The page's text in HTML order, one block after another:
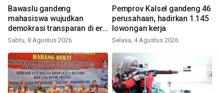
Bawaslu gandeng
mahasiswa wujudkan
demokrasi transparan di era
digital
Sabtu, 8 Agustus 2026
Pemprov Kalsel gandeng 46
perusahaan, hadirkan 1.145
lowongan kerja
Selasa, 4 Agustus 2026